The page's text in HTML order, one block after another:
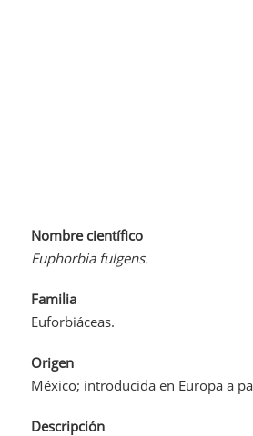
Nombre científico
Euphorbia fulgens.
Familia
Euforbiáceas.
Origen
México; introducida en Europa a
Descripción